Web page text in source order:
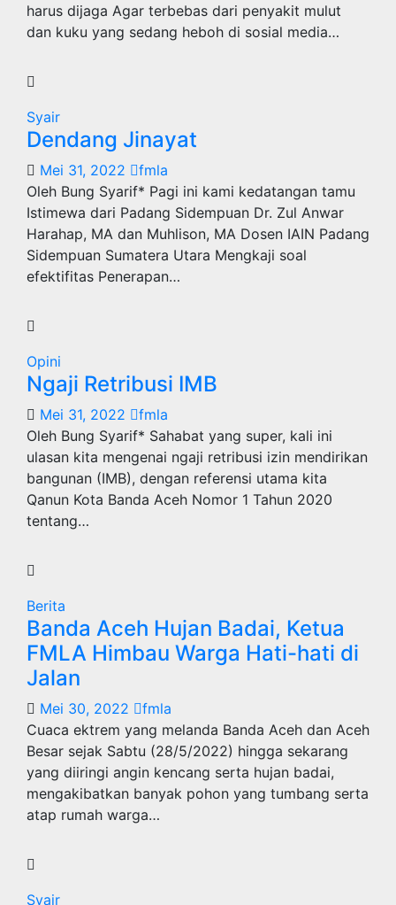
harus dijaga Agar terbebas dari penyakit mulut
dan kuku yang sedang heboh di sosial media…
Syair
Dendang Jinayat
Mei 31, 2022
fmla
Oleh Bung Syarif* Pagi ini kami kedatangan tamu
Istimewa dari Padang Sidempuan Dr. Zul Anwar
Harahap, MA dan Muhlison, MA Dosen IAIN Padang
Sidempuan Sumatera Utara Mengkaji soal
efektifitas Penerapan…
Opini
Ngaji Retribusi IMB
Mei 31, 2022
fmla
Oleh Bung Syarif* Sahabat yang super, kali ini
ulasan kita mengenai ngaji retribusi izin mendirikan
bangunan (IMB), dengan referensi utama kita
Qanun Kota Banda Aceh Nomor 1 Tahun 2020
tentang…
Berita
Banda Aceh Hujan Badai, Ketua
FMLA Himbau Warga Hati-hati di
Jalan
Mei 30, 2022
fmla
Cuaca ektrem yang melanda Banda Aceh dan Aceh
Besar sejak Sabtu (28/5/2022) hingga sekarang
yang diiringi angin kencang serta hujan badai,
mengakibatkan banyak pohon yang tumbang serta
atap rumah warga…
Syair